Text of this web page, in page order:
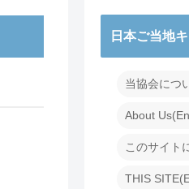
日本ご当地
当協会につ
About
このサイト
THIS